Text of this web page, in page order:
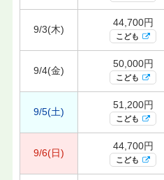
9/3(木)
44,700円
こども
9/4(金)
50,000円
こども
9/5(土)
51,200円
こども
9/6(日)
44,700円
こども